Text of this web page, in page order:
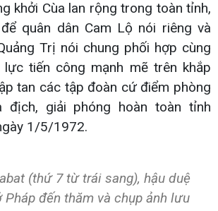
khởi Cùa lan rộng trong toàn tỉnh,
quân dân Cam Lộ nói riêng và
Trị nói chung phối hợp cùng
tiến công mạnh mẽ trên khắp
tan các tập đoàn cứ điểm phòng
địch, giải phóng hoàn toàn tỉnh
1/5/1972.
(thứ 7 từ trái sang), hậu duệ
Pháp đến thăm và chụp ảnh lưu